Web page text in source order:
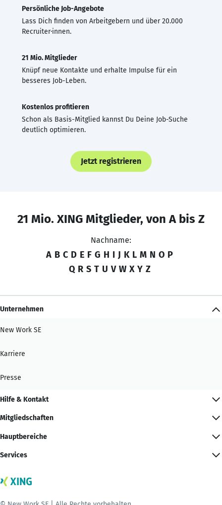
Persönliche Job-Angebote
Lass Dich finden von Arbeitgebern und über 20.000
Recruiter·innen.
21 Mio. Mitglieder
Knüpf neue Kontakte und erhalte Impulse für ein
besseres Job-Leben.
Kostenlos profitieren
Schon als Basis-Mitglied kannst Du Deine Job-Suche
deutlich optimieren.
Jetzt registrieren
21 Mio. XING Mitglieder, von A bis Z
Nachname:
A B C D E F G H I J K L M N O P
Q R S T U V W X Y Z
Unternehmen
New Work SE
Karriere
Presse
Hilfe & Kontakt
Mitgliedschaften
Hauptbereiche
Services